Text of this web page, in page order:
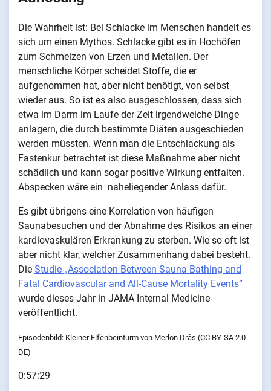
Die Wahrheit ist: Bei Schlacke im Menschen handelt es
sich um einen Mythos. Schlacke gibt es in Hochöfen
zum Schmelzen von Erzen und Metallen. Der
menschliche Körper scheidet Stoffe, die er
aufgenommen hat, aber nicht benötigt, von selbst
wieder aus. So ist es also ausgeschlossen, dass sich
etwa im Darm im Laufe der Zeit irgendwelche Dinge
anlagern, die durch bestimmte Diäten ausgeschieden
werden müssten. Wenn man die Entschlackung als
Fastenkur betrachtet ist diese Maßnahme aber nicht
schädlich und kann sogar positive Wirkung entfalten.
Abspecken wäre ein naheliegender Anlass dafür.
Es gibt übrigens eine Korrelation von häufigen
Saunabesuchen und der Abnahme des Risikos an einer
kardiovaskulären Erkrankung zu sterben. Wie so oft ist
aber nicht klar, welcher Zusammenhang dabei besteht.
Die Studie „Association Between Sauna Bathing and
Fatal Cardiovascular and All-Cause Mortality Events“
wurde dieses Jahr in JAMA Internal Medicine
veröffentlicht.
Episodenbild: Kleiner Elfenbeinturm von Merlon Drâs (CC BY-SA 2.0
DE)
0:57:29